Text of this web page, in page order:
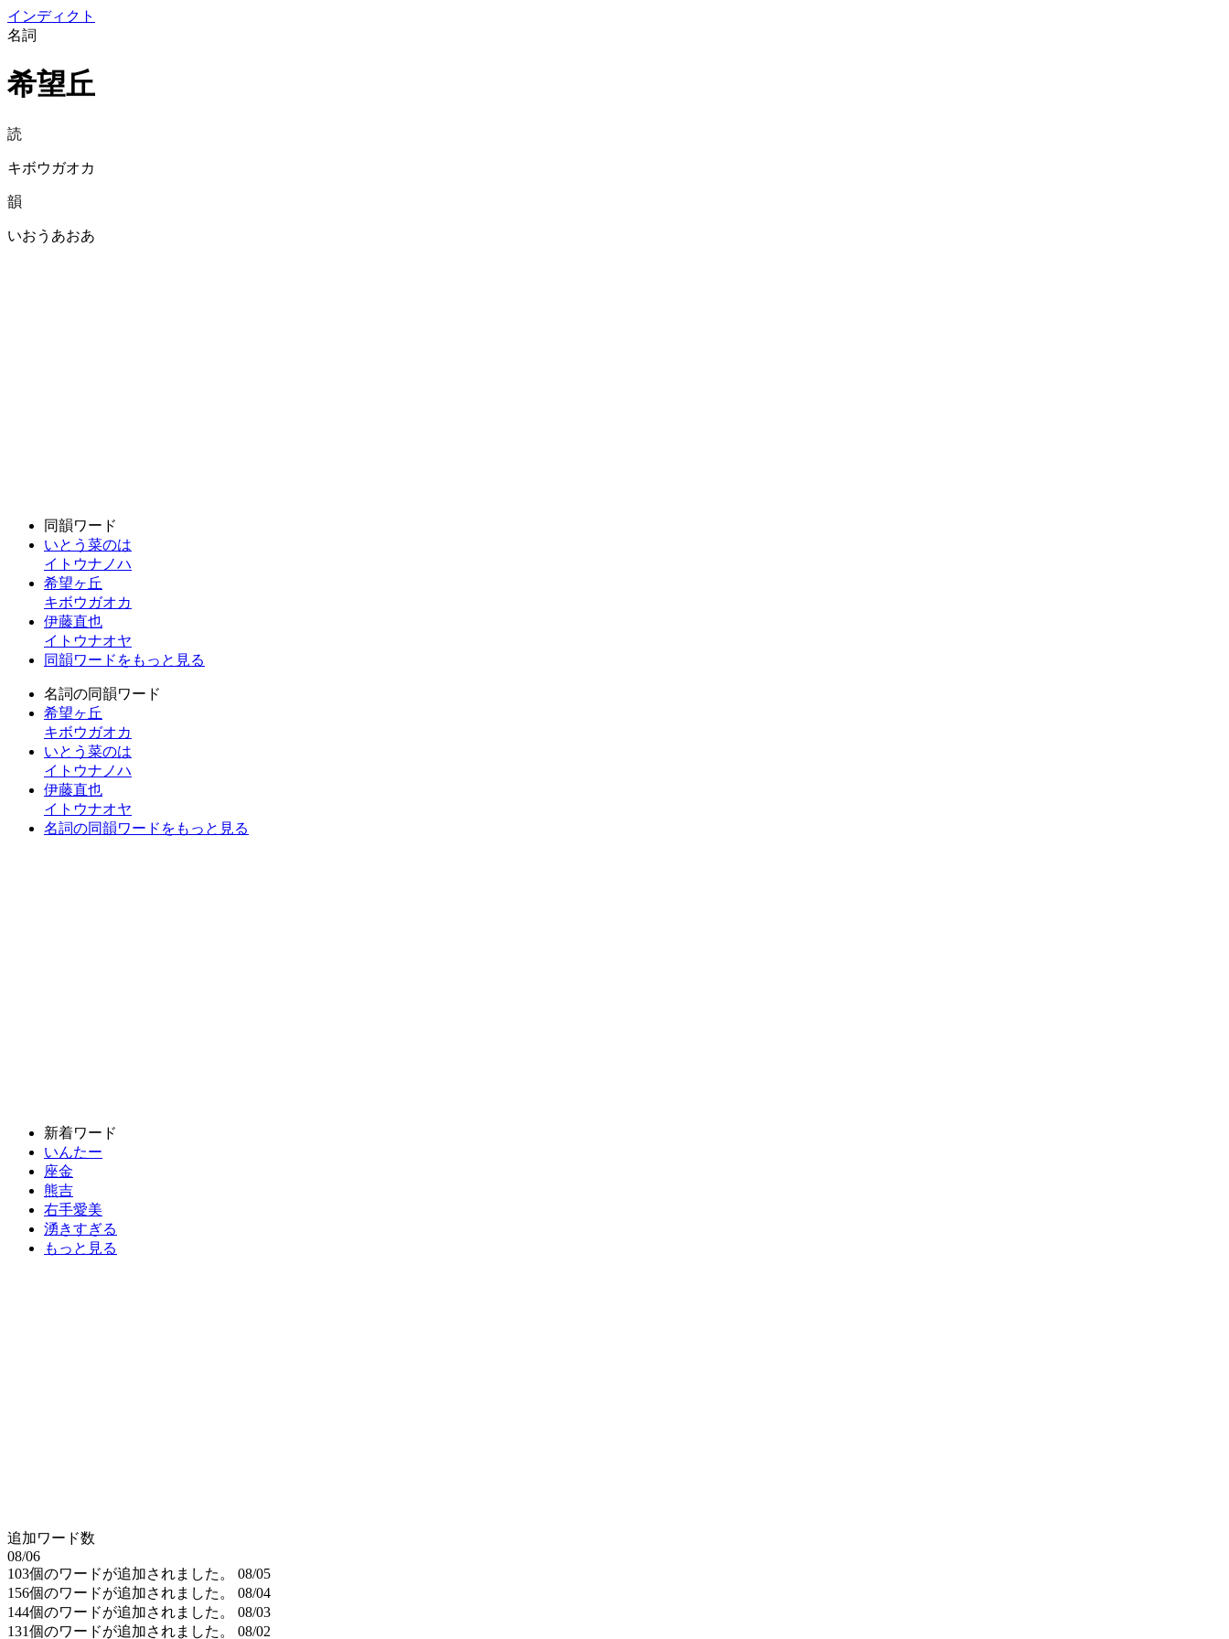
インディクト
名詞
希望丘
読
キボウガオカ
韻
いおうあおあ
同韻ワード
いとう菜のは
イトウナノハ
希望ヶ丘
キボウガオカ
伊藤直也
イトウナオヤ
同韻ワードをもっと見る
名詞の同韻ワード
希望ヶ丘
キボウガオカ
いとう菜のは
イトウナノハ
伊藤直也
イトウナオヤ
名詞の同韻ワードをもっと見る
新着ワード
いんたー
座金
熊吉
右手愛美
湧きすぎる
もっと見る
追加ワード数
08/06
103個のワードが追加されました。
08/05
156個のワードが追加されました。
08/04
144個のワードが追加されました。
08/03
131個のワードが追加されました。
08/02